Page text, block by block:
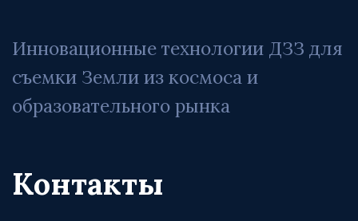
Инновационные технологии ДЗЗ для
съемки Земли из космоса и
образовательного рынка
Контакты